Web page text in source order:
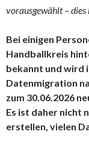
vorausgewählt –
Bei einigen
Handballkreis
bekannt und wird
Datenmigration
zum 30.06.2026
Es ist daher nicht
erstellen, vielen